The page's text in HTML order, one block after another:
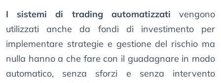
I sistemi di trading automatizzati vengono
utilizzati anche da fondi di investimento per
implementare strategie e gestione del rischio ma
nulla hanno a che fare con il guadagnare in modo
automatico, senza sforzi e senza intervento